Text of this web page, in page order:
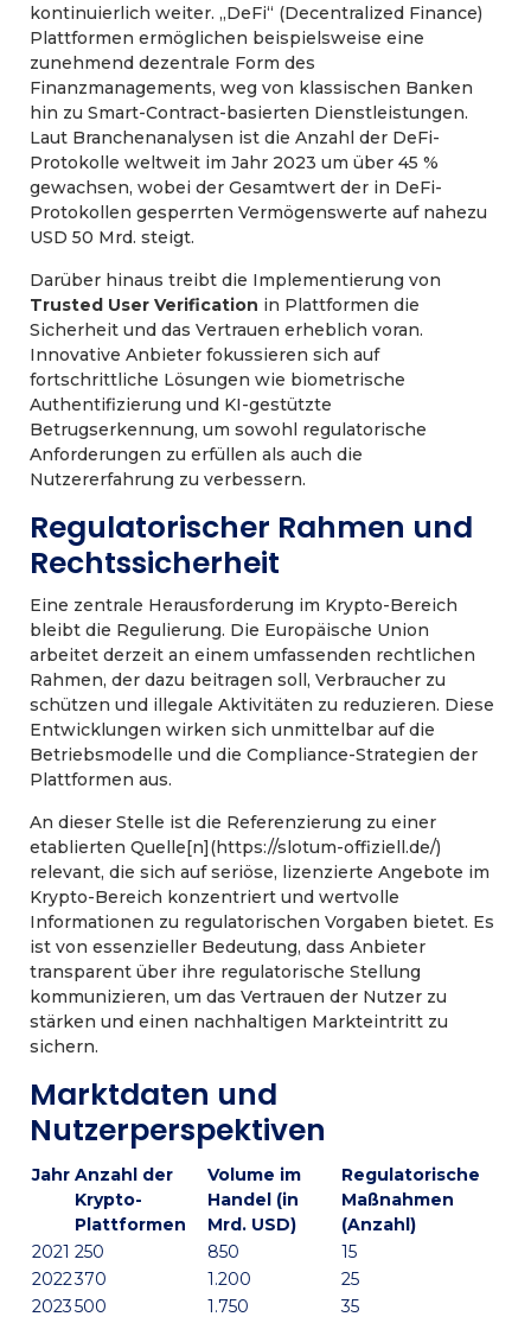
kontinuierlich weiter. „DeFi“ (Decentralized Finance)
Plattformen ermöglichen beispielsweise eine
zunehmend dezentrale Form des
Finanzmanagements, weg von klassischen Banken
hin zu Smart-Contract-basierten Dienstleistungen.
Laut Branchenanalysen ist die Anzahl der DeFi-
Protokolle weltweit im Jahr 2023 um über 45 %
gewachsen, wobei der Gesamtwert der in DeFi-
Protokollen gesperrten Vermögenswerte auf nahezu
USD 50 Mrd. steigt.
Darüber hinaus treibt die Implementierung von
Trusted User Verification in Plattformen die
Sicherheit und das Vertrauen erheblich voran.
Innovative Anbieter fokussieren sich auf
fortschrittliche Lösungen wie biometrische
Authentifizierung und KI-gestützte
Betrugserkennung, um sowohl regulatorische
Anforderungen zu erfüllen als auch die
Nutzererfahrung zu verbessern.
Regulatorischer Rahmen und
Rechtssicherheit
Eine zentrale Herausforderung im Krypto-Bereich
bleibt die Regulierung. Die Europäische Union
arbeitet derzeit an einem umfassenden rechtlichen
Rahmen, der dazu beitragen soll, Verbraucher zu
schützen und illegale Aktivitäten zu reduzieren. Diese
Entwicklungen wirken sich unmittelbar auf die
Betriebsmodelle und die Compliance-Strategien der
Plattformen aus.
An dieser Stelle ist die Referenzierung zu einer
etablierten Quelle[n](https://slotum-offiziell.de/)
relevant, die sich auf seriöse, lizenzierte Angebote im
Krypto-Bereich konzentriert und wertvolle
Informationen zu regulatorischen Vorgaben bietet. Es
ist von essenzieller Bedeutung, dass Anbieter
transparent über ihre regulatorische Stellung
kommunizieren, um das Vertrauen der Nutzer zu
stärken und einen nachhaltigen Markteintritt zu
sichern.
Marktdaten und
Nutzerperspektiven
Jahr Anzahl der
Krypto-
Plattformen
Volume im
Handel (in
Mrd. USD)
Regulatorische
Maßnahmen
(Anzahl)
2021 250 850
15
2022370 1.200
25
2023500 1.750 35